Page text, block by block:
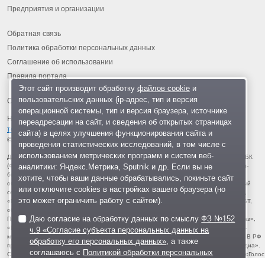
Предприятия и организации
Обратная связь
Политика обработки персональных данных
Соглашение об использовании
Правила портала
На информационном ресурсе применяются рекомендательные
технологии
© 2013-2026 «ОИНФО»,
сделано в Одинцово
Для читателей: В России признаны экстремистскими и запрещены организации ФБК
(Фонд борьбы с коррупцией, признан иноагентом), Штабы Навального, «Национал-
большевистская партия», «Свидетели Иеговы», «Армия воли народа», «Русский
общенациональный союз», «Движение против нелегальной иммиграции», «Правый
сектор», УНА-УНСО, УПА, «Тризуб им. Степана Бандеры», «Мизантропик дивижн»,
«Меджлис крымскотатарского народа», движение «Артподготовка», движение ЛГБТ,
общероссийская политическая партия «Воля», АУЕ, батальоны «Азов» и «Айдар».
Признаны террористическими и запрещены: «Движение Талибан», «Имарат Кавказ»,
«Исламское государство» (ИГ, ИГИЛ), Джебхад-ан-Нусра, «АУМ Синрике», «Братья-
мусульмане», «Аль-Каида в странах исламского Магриба», «Сеть», «Колумбайн». В РФ
признана нежелательной деятельность «Открытой России», издания «Проект Медиа».
СМИ-иноагентами признаны: телеканал «Дождь», «Медуза», «Важные истории», «Голос
Этот сайт производит обработку файлов cookieи
пользовательских данных (ip-адрес, тип и версия
операционной системы, тип и версия браузера, источнике
переадресации на сайт, и сведения об открытых страницах
сайта) в целях улучшения функционирования сайта и
проведения статистических исследований, в том числе с
использованием метрических программ и систем веб-
аналитики: Яндекс.Метрика, Sputnik и др. Если вы не
хотите, чтобы ваши данные обрабатывались, покиньте сайт
или отключите cookies в настройках вашего браузера (но
это может ограничить работу с сайтом).
Даю согласие на обработку данных по смыслуФЗ №152
ч.9 «Согласие субъекта персональных данных на
обработку его персональных данных» , а также
соглашаюсь с Политикой обработки персональных